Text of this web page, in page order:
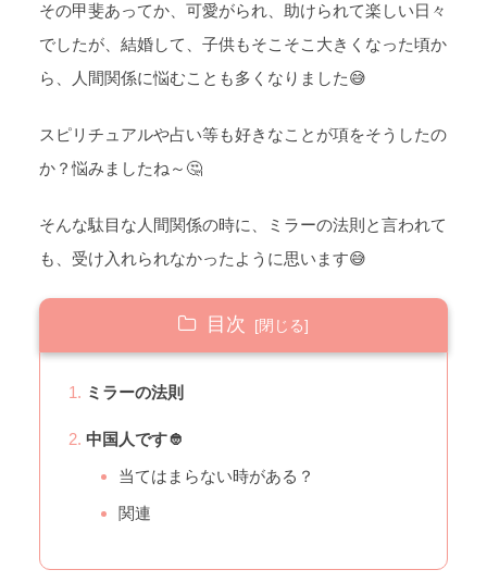
その甲斐あってか、可愛がられ、助けられて楽しい日々
でしたが、結婚して、子供もそこそこ大きくなった頃か
ら、人間関係に悩むことも多くなりました😅
スピリチュアルや占い等も好きなことが項をそうしたの
か？悩みましたね～🤔
そんな駄目な人間関係の時に、ミラーの法則と言われて
も、受け入れられなかったように思います😅
目次
ミラーの法則
中国人です👲
当てはまらない時がある？
関連